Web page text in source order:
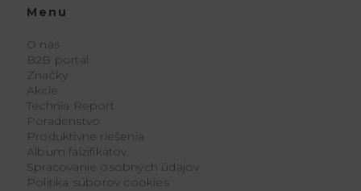
Menu
O nás
B2B portál
Značky
Akcie
Technia Report
Poradenstvo
Produktívne riešenia
Album falzifikátov
Spracovanie osobných údajov
Politika súborov cookies